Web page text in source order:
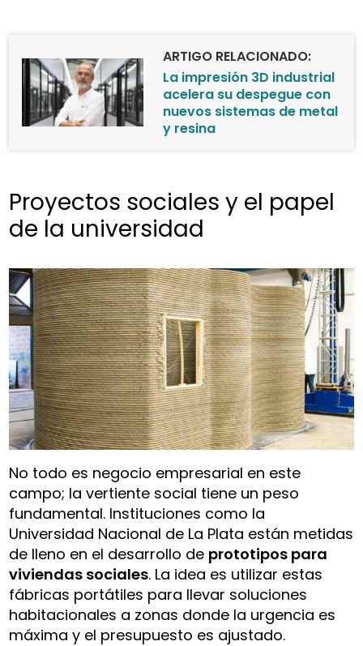
ARTIGO RELACIONADO:
La impresión 3D industrial
acelera su despegue con
nuevos sistemas de metal
y resina
Proyectos sociales y el papel
de la universidad
No todo es negocio empresarial en este
campo; la vertiente social tiene un peso
fundamental. Instituciones como la
Universidad Nacional de La Plata están metidas
de lleno en el desarrollo de prototipos para
viviendas sociales. La idea es utilizar estas
fábricas portátiles para llevar soluciones
habitacionales a zonas donde la urgencia es
máxima y el presupuesto es ajustado.